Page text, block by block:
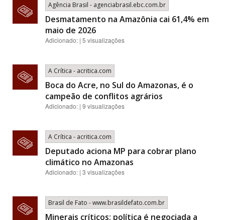
Agência Brasil - agenciabrasil.ebc.com.br
Desmatamento na Amazônia cai 61,4% em
maio de 2026
Adicionado: | 5 visualizações
A Crítica - acritica.com
Boca do Acre, no Sul do Amazonas, é o
campeão de conflitos agrários
Adicionado: | 9 visualizações
A Crítica - acritica.com
Deputado aciona MP para cobrar plano
climático no Amazonas
Adicionado: | 3 visualizações
Brasil de Fato - www.brasildefato.com.br
Minerais críticos: política é negociada a